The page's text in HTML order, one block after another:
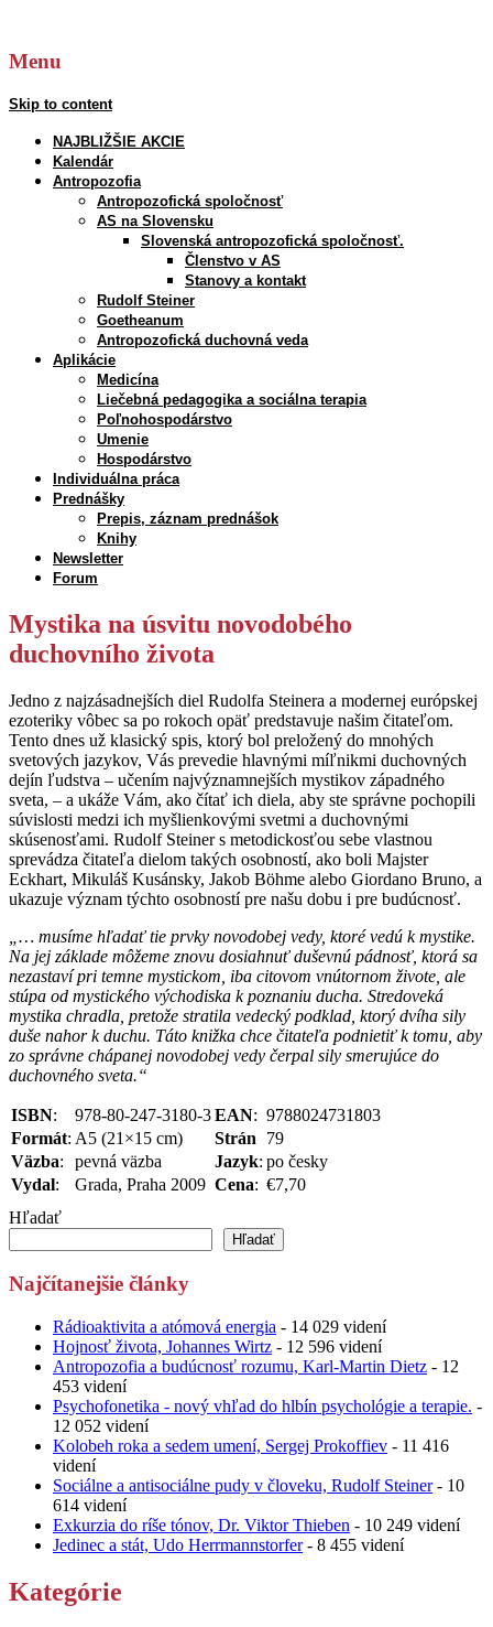
Menu
Skip to content
NAJBLIŽŠIE AKCIE
Kalendár
Antropozofia
Antropozofická spoločnosť
AS na Slovensku
Slovenská antropozofická spoločnosť.
Členstvo v AS
Stanovy a kontakt
Rudolf Steiner
Goetheanum
Antropozofická duchovná veda
Aplikácie
Medicína
Liečebná pedagogika a sociálna terapia
Poľnohospodárstvo
Umenie
Hospodárstvo
Individuálna práca
Prednášky
Prepis, záznam prednášok
Knihy
Newsletter
Forum
Mystika na úsvitu novodobého
duchovního života
Jedno z najzásadnejších diel Rudolfa Steinera a modernej európskej
ezoteriky vôbec sa po rokoch opäť predstavuje našim čitateľom.
Tento dnes už klasický spis, ktorý bol preložený do mnohých
svetových jazykov, Vás prevedie hlavnými míľnikmi duchovných
dejín ľudstva – učením najvýznamnejších mystikov západného
sveta, – a ukáže Vám, ako čítať ich diela, aby ste správne pochopili
súvislosti medzi ich myšlienkovými svetmi a duchovnými
skúsenosťami. Rudolf Steiner s metodickosťou sebe vlastnou
sprevádza čitateľa dielom takých osobností, ako boli Majster
Eckhart, Mikuláš Kusánsky, Jakob Böhme alebo Giordano Bruno, a
ukazuje význam týchto osobností pre našu dobu i pre budúcnosť.
„… musíme hľadať tie prvky novodobej vedy, ktoré vedú k mystike.
Na jej základe môžeme znovu dosiahnuť duševnú pádnosť, ktorá sa
nezastaví pri temne mystickom, iba citovom vnútornom živote, ale
stúpa od mystického východiska k poznaniu ducha. Stredoveká
mystika chradla, pretože stratila vedecký podklad, ktorý dvíha sily
duše nahor k duchu. Táto knižka chce čitateľa podnietiť k tomu, aby
zo správne chápanej novodobej vedy čerpal sily smerujúce do
duchovného sveta.“
ISBN: 978-80-247-3180-3EAN: 9788024731803
Formát: A5 (21×15 cm) Strán
79
Väzba: pevná väzba Jazyk: po česky
Vydal: Grada, Praha 2009 Cena: €7,70
Hľadať
Hľadať
Najčítanejšie články
Rádioaktivita a atómová energia - 14 029 videní
Hojnosť života, Johannes Wirtz - 12 596 videní
Antropozofia a budúcnosť rozumu, Karl-Martin Dietz - 12
453 videní
Psychofonetika - nový vhľad do hlbín psychológie a terapie. -
12 052 videní
Kolobeh roka a sedem umení, Sergej Prokoffiev - 11 416
videní
Sociálne a antisociálne pudy v človeku, Rudolf Steiner- 10
614 videní
Exkurzia do ríše tónov, Dr. Viktor Thieben - 10 249 videní
Jedinec a stát, Udo Herrmannstorfer- 8 455 videní
Kategórie